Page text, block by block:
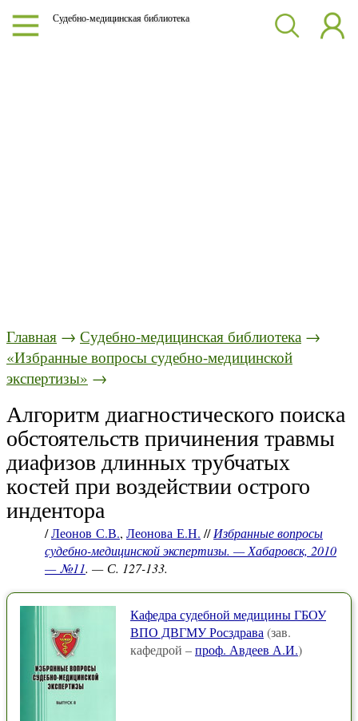
Судебно-медицинская библиотека
Главная → Судебно-медицинская библиотека →
«Избранные вопросы судебно-медицинской
экспертизы» →
Алгоритм диагностического поиска
обстоятельств причинения травмы
диафизов длинных трубчатых
костей при воздействии острого
индентора
/Леонов С.В., Леонова Е.Н. //Избранные вопросы
судебно-медицинской экспертизы. — Хабаровск, 2010
— №11. — С. 127-133.
Кафедра судебной медицины ГБОУ
ВПО ДВГМУ Росздрава (зав.
кафедрой –проф. Авдеев А.И.)